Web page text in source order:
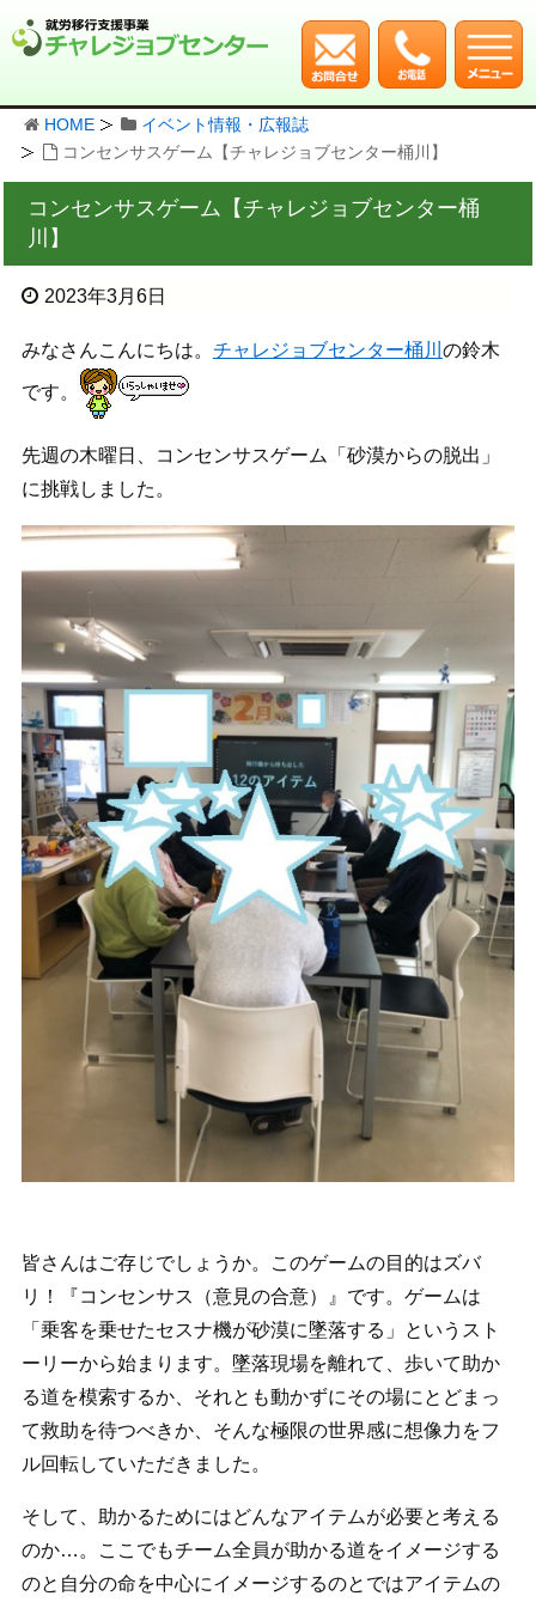
HOME
イベント情報・広報誌
コンセンサスゲーム【チャレジョブセンター桶川】
コンセンサスゲーム【チャレジョブセンター桶
川】
2023年3月6日
みなさんこんにちは。 チャレジョブセンター桶川 の鈴木
です。
先週の木曜日、コンセンサスゲーム「砂漠からの脱出」
に挑戦しました。
皆さんはご存じでしょうか。このゲームの目的はズバ
リ！『コンセンサス（意見の合意）』です。ゲームは
「乗客を乗せたセスナ機が砂漠に墜落する」というスト
ーリーから始まります。墜落現場を離れて、歩いて助か
る道を模索するか、それとも動かずにその場にとどまっ
て救助を待つべきか、そんな極限の世界感に想像力をフ
ル回転していただきました。
そして、助かるためにはどんなアイテムが必要と考える
のか…。ここでもチーム全員が助かる道をイメージする
のと自分の命を中心にイメージするのとではアイテムの